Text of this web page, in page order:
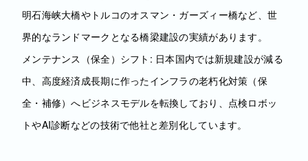
明石海峡大橋やトルコのオスマン・ガーズィー橋など、世
界的なランドマークとなる橋梁建設の実績があります。
メンテナンス（保全）シフト: 日本国内では新規建設が減る
中、高度経済成長期に作ったインフラの老朽化対策（保
全・補修）へビジネスモデルを転換しており、点検ロボッ
トやAI診断などの技術で他社と差別化しています。